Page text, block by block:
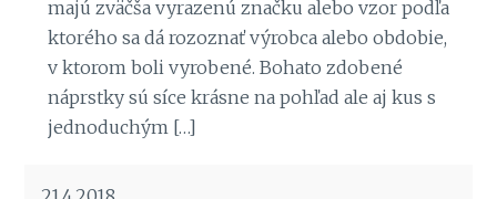
majú zväčša vyrazenú značku alebo vzor podľa
ktorého sa dá rozoznať výrobca alebo obdobie,
v ktorom boli vyrobené. Bohato zdobené
náprstky sú síce krásne na pohľad ale aj kus s
jednoduchým […]